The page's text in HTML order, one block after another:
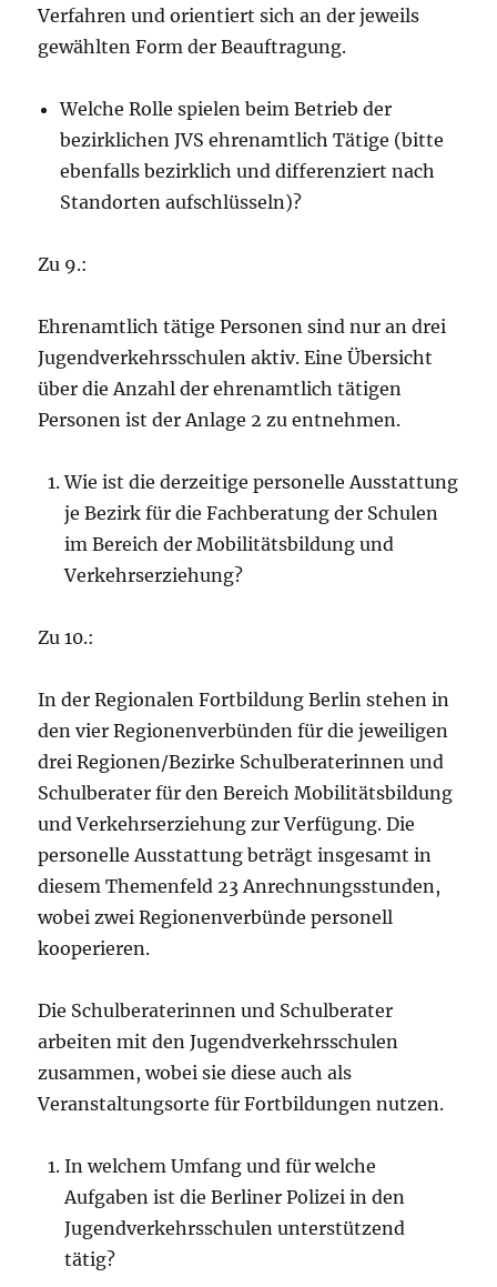
Verfahren und orientiert sich an der jeweils
gewählten Form der Beauftragung.
Welche Rolle spielen beim Betrieb der
bezirklichen JVS ehrenamtlich Tätige (bitte
ebenfalls bezirklich und differenziert nach
Standorten aufschlüsseln)?
Zu 9.:
Ehrenamtlich tätige Personen sind nur an drei
Jugendverkehrsschulen aktiv. Eine Übersicht
über die Anzahl der ehrenamtlich tätigen
Personen ist der Anlage 2 zu entnehmen.
Wie ist die derzeitige personelle Ausstattung
je Bezirk für die Fachberatung der Schulen
im Bereich der Mobilitätsbildung und
Verkehrserziehung?
Zu 10.:
In der Regionalen Fortbildung Berlin stehen in
den vier Regionenverbünden für die jeweiligen
drei Regionen/Bezirke Schulberaterinnen und
Schulberater für den Bereich Mobilitätsbildung
und Verkehrserziehung zur Verfügung. Die
personelle Ausstattung beträgt insgesamt in
diesem Themenfeld 23 Anrechnungsstunden,
wobei zwei Regionenverbünde personell
kooperieren.
Die Schulberaterinnen und Schulberater
arbeiten mit den Jugendverkehrsschulen
zusammen, wobei sie diese auch als
Veranstaltungsorte für Fortbildungen nutzen.
In welchem Umfang und für welche
Aufgaben ist die Berliner Polizei in den
Jugendverkehrsschulen unterstützend
tätig?